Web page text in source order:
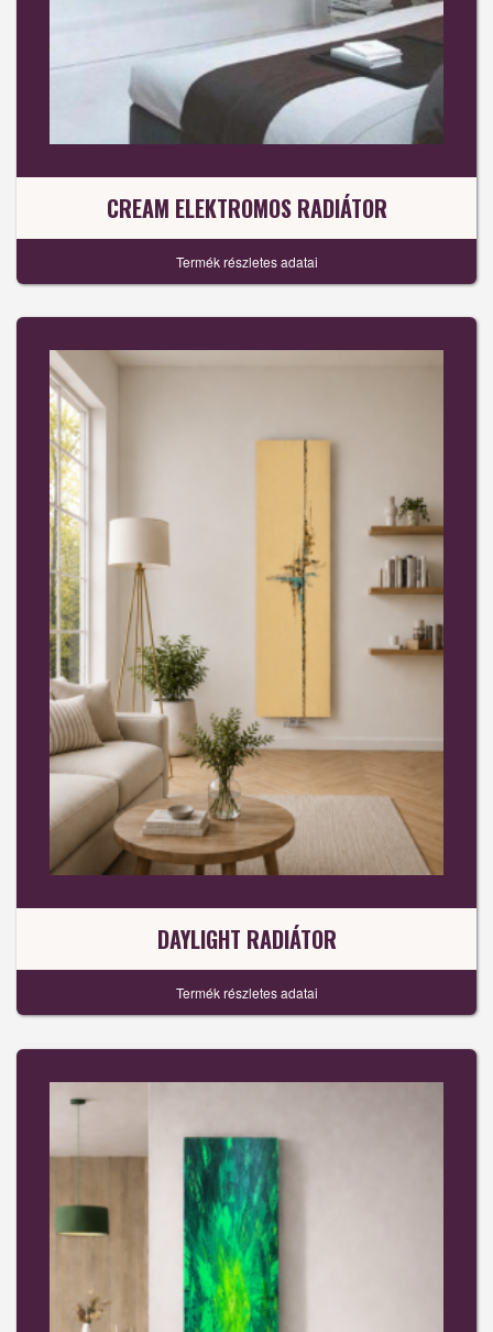
CREAM ELEKTROMOS RADIÁTOR
Termék részletes adatai
DAYLIGHT RADIÁTOR
Termék részletes adatai